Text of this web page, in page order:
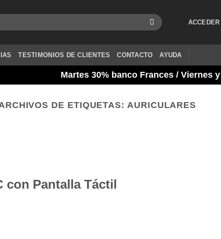
TESTIMONIOS DE CLIENTES CONTACTO AYUDA
Martes 30% banco Frances / Viernes y
DE ETIQUETAS: AURICULARES
con Pantalla Táctil